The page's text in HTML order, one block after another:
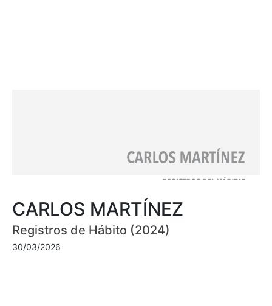
CARLOS MARTÍNEZ
Registros de Hábito (2024)
30/03/2026